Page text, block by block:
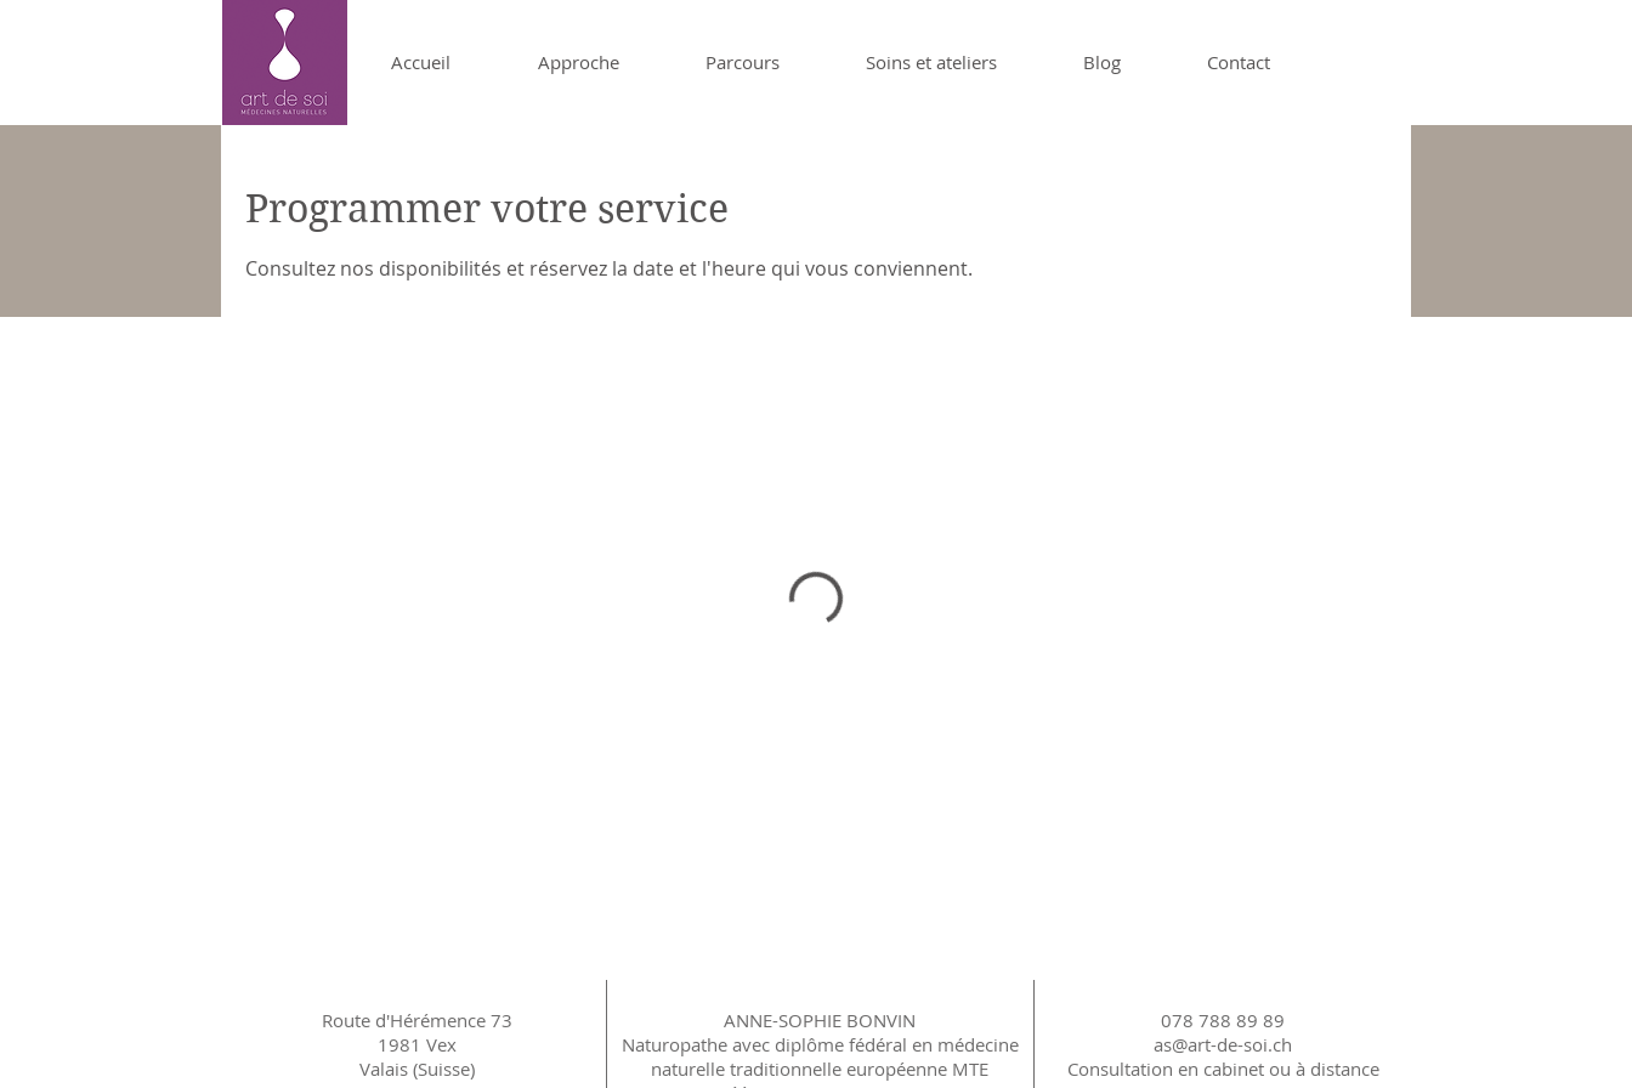
Accueil Approche Parcours Soins et ateliers Blog Contact
Programmer votre service
Consultez nos disponibilités et réservez la date et l'heure qui vous conviennent.
Route d'Hérémence 73
1981 Vex
Valais (Suisse)
ANNE-SOPHIE BONVIN
Naturopathe avec diplôme fédéral en médecine
naturelle traditionnelle européenne MTE
078 788 89 89
as@art-de-soi.ch
Consultation en cabinet ou à distance